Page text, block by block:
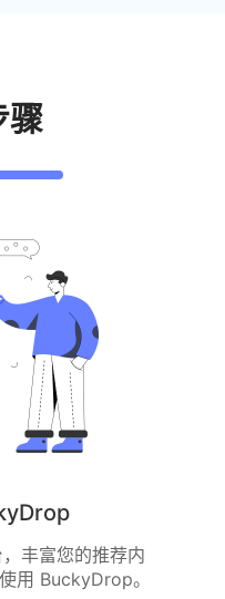
骤
丰富您的推荐内
用 BuckyDrop。